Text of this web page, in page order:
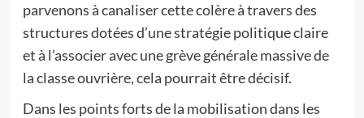
parvenons à canaliser cette colère à travers des
structures dotées d’une stratégie politique claire
et à l’associer avec une grève générale massive de
la classe ouvrière, cela pourrait être décisif.
Dans les points forts de la mobilisation dans les